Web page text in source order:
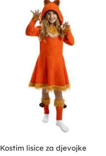
Kostim lisice za djevojke